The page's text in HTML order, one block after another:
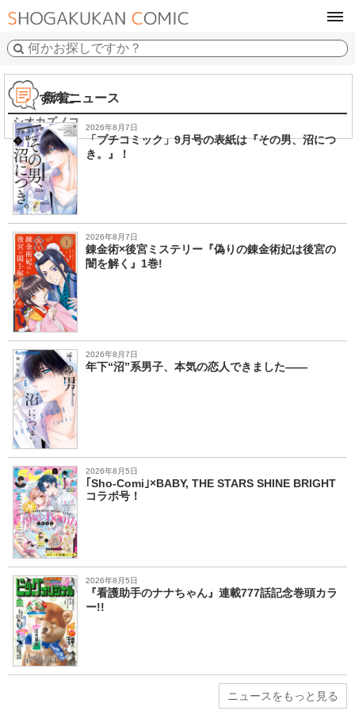
塩かずのこ
シオカズノコ
新着ニュース
2026年8月7日
「プチコミック」9月号の表紙は『その男、沼につ
き。』！
2026年8月7日
錬金術×後宮ミステリー『偽りの錬金術妃は後宮の
闇を解く』1巻!
2026年8月7日
年下“沼”系男子、本気の恋人できました――
2026年8月5日
｢Sho-Comi｣×BABY, THE STARS SHINE BRIGHT
コラボ号！
2026年8月5日
『看護助手のナナちゃん』連載777話記念巻頭カラ
ー!!
ニュースをもっと見る